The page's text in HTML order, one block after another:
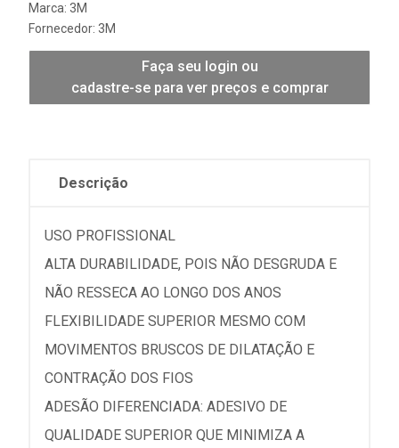
Marca: 3M
Fornecedor: 3M
Faça seu login ou
cadastre-se para ver preços e comprar
Descrição
USO PROFISSIONAL
ALTA DURABILIDADE, POIS NÃO DESGRUDA E
NÃO RESSECA AO LONGO DOS ANOS
FLEXIBILIDADE SUPERIOR MESMO COM
MOVIMENTOS BRUSCOS DE DILATAÇÃO E
CONTRAÇÃO DOS FIOS
ADESÃO DIFERENCIADA: ADESIVO DE
QUALIDADE SUPERIOR QUE MINIMIZA A